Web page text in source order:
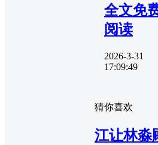
全文免
阅读
2026-3-31
17:09:49
猜你喜欢
江让林淼